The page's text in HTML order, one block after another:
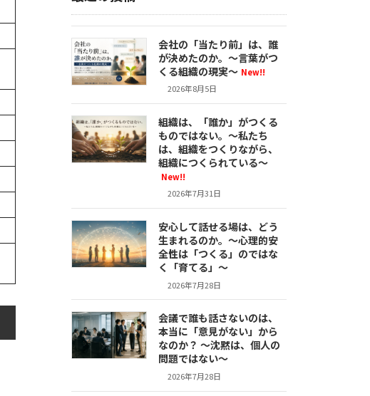
会社の「当たり前」は、誰
が決めたのか。〜言葉がつ
くる組織の現実〜 New!!
2026年8月5日
組織は、「誰か」がつくる
ものではない。〜私たち
は、組織をつくりながら、
組織につくられている〜
New!!
2026年7月31日
安心して話せる場は、どう
生まれるのか。〜心理的安
全性は「つくる」のではな
く「育てる」〜
2026年7月28日
会議で誰も話さないのは、
本当に「意見がない」から
なのか？ 〜沈黙は、個人の
問題ではない〜
2026年7月28日